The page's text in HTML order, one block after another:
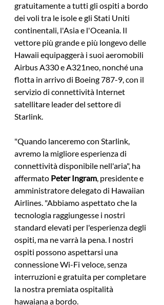
gratuitamente a tutti gli ospiti a bordo
dei voli tra le isole e gli Stati Uniti
continentali, l'Asia e l'Oceania. Il
vettore più grande e più longevo delle
Hawaii equipaggerà i suoi aeromobili
Airbus A330 e A321neo, nonché una
flotta in arrivo di Boeing 787-9, con il
servizio di connettività Internet
satellitare leader del settore di
Starlink.
"Quando lanceremo con Starlink,
avremo la migliore esperienza di
connettività disponibile nell'aria", ha
affermato Peter Ingram, presidente e
amministratore delegato di Hawaiian
Airlines. "Abbiamo aspettato che la
tecnologia raggiungesse i nostri
standard elevati per l'esperienza degli
ospiti, ma ne varrà la pena. I nostri
ospiti possono aspettarsi una
connessione Wi-Fi veloce, senza
interruzioni e gratuita per completare
la nostra premiata ospitalità
hawaiana a bordo.